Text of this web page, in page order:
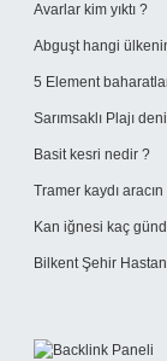
Avarlar kim yıktı ?
Abguşt hangi
5 Element
Sarımsaklı Plajı
Basit kesri nedir ?
Tramer kaydı
Kan iğnesi kaç
Bilkent Şehir